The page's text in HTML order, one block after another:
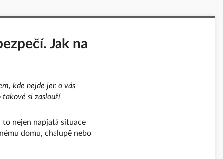
Jak na
kde nejde jen o vás
takové si zaslouží
to nejen napjatá situace
domu, chalupě nebo